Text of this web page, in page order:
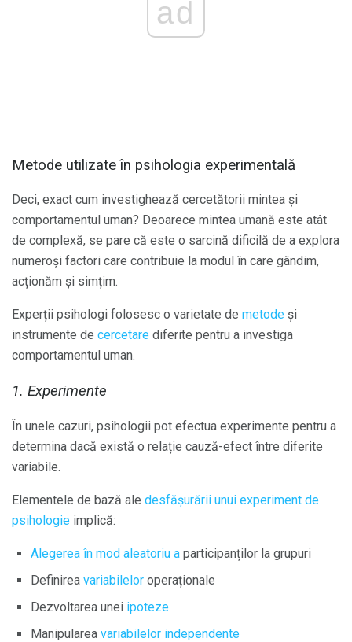
ad
Metode utilizate în psihologia experimentală
Deci, exact cum investighează cercetătorii mintea și
comportamentul uman? Deoarece mintea umană este atât
de complexă, se pare că este o sarcină dificilă de a explora
numeroși factori care contribuie la modul în care gândim,
acționăm și simțim.
Experții psihologi folosesc o varietate de metode și
instrumente de cercetare diferite pentru a investiga
comportamentul uman.
1. Experimente
În unele cazuri, psihologii pot efectua experimente pentru a
determina dacă există o relație cauză-efect între diferite
variabile.
Elementele de bază ale desfășurării unui experiment de
psihologie implică:
Alegerea în mod aleatoriu a participanților la grupuri
Definirea variabilelor operaționale
Dezvoltarea unei ipoteze
Manipularea variabilelor independente